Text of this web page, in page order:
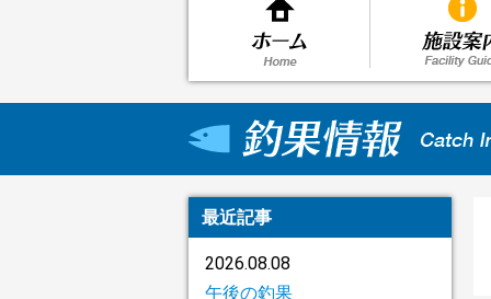
最近記事
2026.08.08
午後の釣果